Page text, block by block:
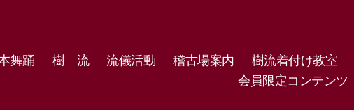
舞踊 樹 流 流儀活動 稽古場案内 樹流着付け教室
会員限定コンテンツ